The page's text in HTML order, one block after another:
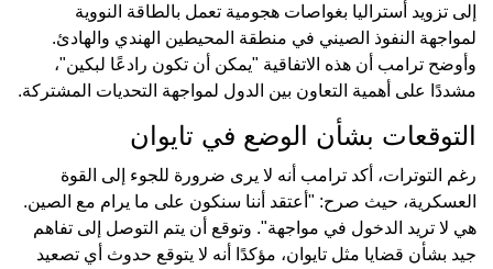
إلى تزويد أستراليا بغواصات هجومية تعمل بالطاقة النووية
لمواجهة النفوذ الصيني في منطقة المحيطين الهندي والهادئ.
وأوضح ترامب أن هذه الاتفاقية "يمكن أن تكون رادعًا لبكين"،
مشددًا على أهمية التعاون بين الدول لمواجهة التحديات المشتركة.
التوقعات بشأن الوضع في تايوان
رغم التوترات، أكد ترامب أنه لا يرى ضرورة للجوء إلى القوة
العسكرية، حيث صرح: "أعتقد أننا سنكون على ما يرام مع الصين.
هي لا تريد الدخول في مواجهة". وتوقع أن يتم التوصل إلى تفاهم
جيد بشأن قضايا مثل تايوان، مؤكدًا أنه لا يتوقع حدوث أي تصعيد